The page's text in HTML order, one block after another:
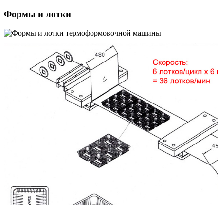
Формы и лотки